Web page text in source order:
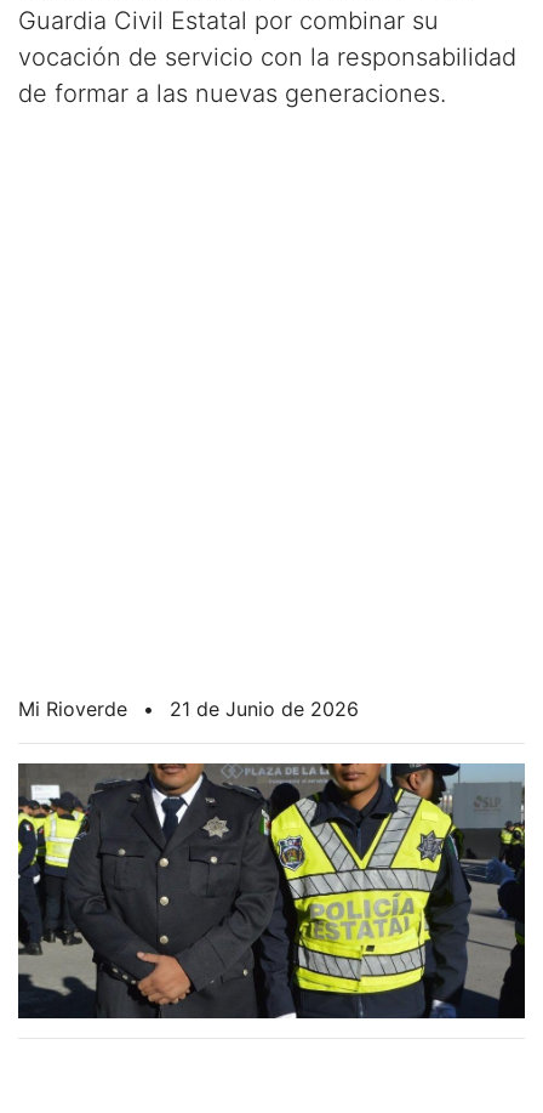
Guardia Civil Estatal por combinar su
vocación de servicio con la responsabilidad
de formar a las nuevas generaciones.
Mi Rioverde • 21 de Junio de 2026